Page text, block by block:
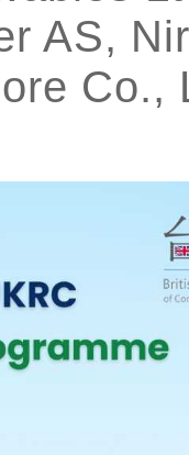
AS,
Co.,